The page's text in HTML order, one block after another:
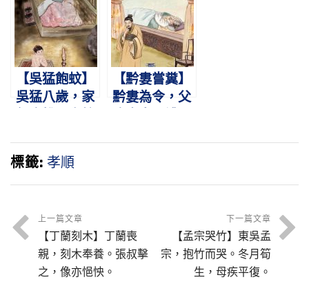
兒狀，爛漫天
真
群中，為取鹿
乳。
【吳猛飽蚊】
吳猛八歲，家
肌。
【黔婁嘗糞】
黔婁為令，父
標籤: 孝順
上一篇文章
【丁蘭刻木】丁蘭喪
親，刻木奉養。張叔擊
之，像亦悒怏。
下一篇文章
【孟宗哭竹】東吳孟
宗，抱竹而哭。冬月筍
生，母疾平復。